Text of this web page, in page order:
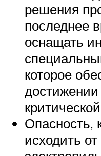
решения
последнее
оснащать
которое
достижении
Опасность,
исходить